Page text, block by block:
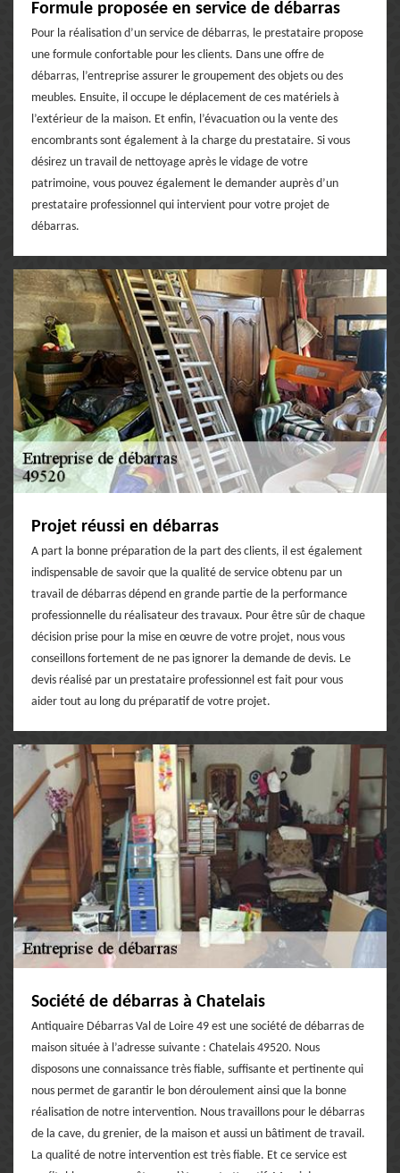
Formule proposée en service de débarras
Pour la réalisation d’un service de débarras, le prestataire propose
une formule confortable pour les clients. Dans une offre de
débarras, l’entreprise assurer le groupement des objets ou des
meubles. Ensuite, il occupe le déplacement de ces matériels à
l’extérieur de la maison. Et enfin, l’évacuation ou la vente des
encombrants sont également à la charge du prestataire. Si vous
désirez un travail de nettoyage après le vidage de votre
patrimoine, vous pouvez également le demander auprès d’un
prestataire professionnel qui intervient pour votre projet de
débarras.
Projet réussi en débarras
A part la bonne préparation de la part des clients, il est également
indispensable de savoir que la qualité de service obtenu par un
travail de débarras dépend en grande partie de la performance
professionnelle du réalisateur des travaux. Pour être sûr de chaque
décision prise pour la mise en œuvre de votre projet, nous vous
conseillons fortement de ne pas ignorer la demande de devis. Le
devis réalisé par un prestataire professionnel est fait pour vous
aider tout au long du préparatif de votre projet.
Société de débarras à Chatelais
Antiquaire Débarras Val de Loire 49 est une société de débarras de
maison située à l’adresse suivante : Chatelais 49520. Nous
disposons une connaissance très fiable, suffisante et pertinente qui
nous permet de garantir le bon déroulement ainsi que la bonne
réalisation de notre intervention. Nous travaillons pour le débarras
de la cave, du grenier, de la maison et aussi un bâtiment de travail.
La qualité de notre intervention est très fiable. Et ce service est